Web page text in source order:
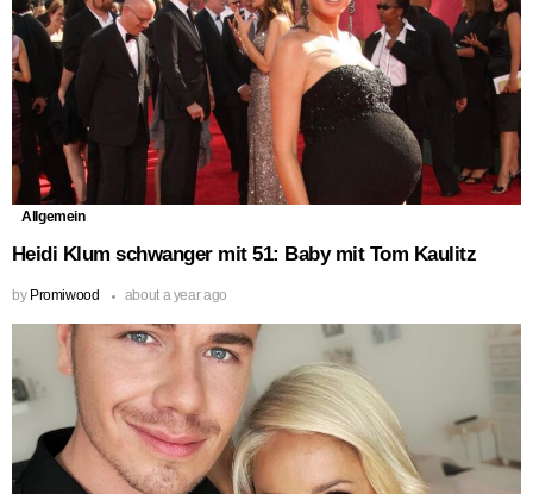
Allgemein
Heidi Klum schwanger mit 51: Baby mit Tom Kaulitz
by Promiwood about a year ago